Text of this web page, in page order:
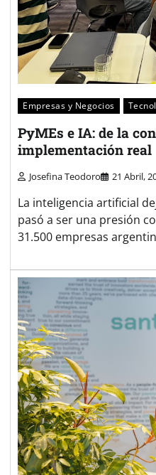
Empresas y Negocios
PyMEs e IA: de la
implementación real
Josefina Teodoro 21 Abril,
La inteligencia artificial
pasó a ser una presión
31.500 empresas